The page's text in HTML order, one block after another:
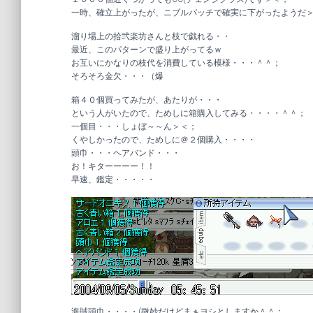
一時、確立上がったが、ニブルパッチで確実に下がったようだ
溜り場上の拾弐楽坊さんと枝で戯れる・・
最近、このパターンで盛り上がってるｗ
お互いにかなりの枝代を消費している模様・・・＾＾；
そろそろ金欠・・・（爆
箱４０個買ってみたが、あたりが・・・
という人がいたので、ためしに箱購入してみる・・・・＾＾；
一個目・・・しょぼ～～ん＞＜；
くやしかったので、ためしに＠２個購入・・・・
頭巾・・・ヘアバンド・・・
お！キターーーー！！
早速、鑑定・・・・・